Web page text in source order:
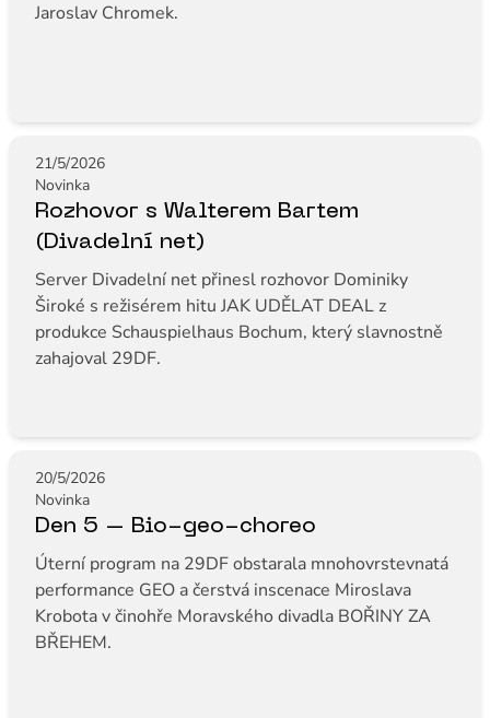
Jaroslav Chromek.
21/5/2026
Novinka
Rozhovor s Walterem Bartem
(Divadelní net)
Server Divadelní net přinesl rozhovor Dominiky
Široké s režisérem hitu JAK UDĚLAT DEAL z
produkce Schauspielhaus Bochum, který slavnostně
zahajoval 29DF.
20/5/2026
Novinka
Den 5 – Bio-geo-choreo
Úterní program na 29DF obstarala mnohovrstevnatá
performance GEO a čerstvá inscenace Miroslava
Krobota v činohře Moravského divadla BOŘINY ZA
BŘEHEM.